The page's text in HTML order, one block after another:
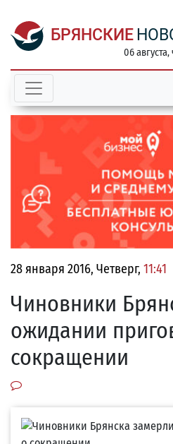
БРЯНСКИЕ
06 августа,
28 января 2016, Четверг, 11:41
Чиновники
ожидании
сокращении